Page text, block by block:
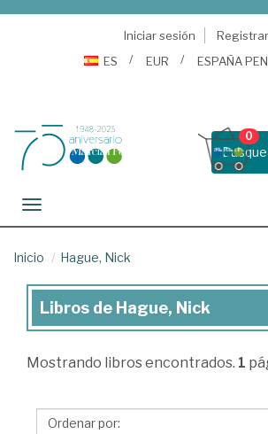
Iniciar sesión
ES
EUR ESPAÑA
0
Toggle navigation
Inicio Hague, Nick
Libros
Hague,
Libros de Hague, Nick
Mostrando libros encontrados. 1